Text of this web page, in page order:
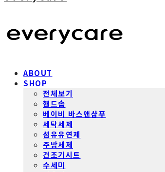
ABOUT
SHOP
전체보기
핸드솝
베이비 바스앤샴푸
세탁세제
섬유유연제
주방세제
건조기시트
수세미